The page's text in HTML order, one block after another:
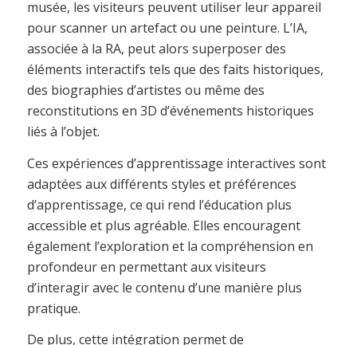
musée, les visiteurs peuvent utiliser leur appareil
pour scanner un artefact ou une peinture. L’IA,
associée à la RA, peut alors superposer des
éléments interactifs tels que des faits historiques,
des biographies d’artistes ou même des
reconstitutions en 3D d’événements historiques
liés à l’objet.
Ces expériences d’apprentissage interactives sont
adaptées aux différents styles et préférences
d’apprentissage, ce qui rend l’éducation plus
accessible et plus agréable. Elles encouragent
également l’exploration et la compréhension en
profondeur en permettant aux visiteurs
d’interagir avec le contenu d’une manière plus
pratique.
De plus, cette intégration permet de